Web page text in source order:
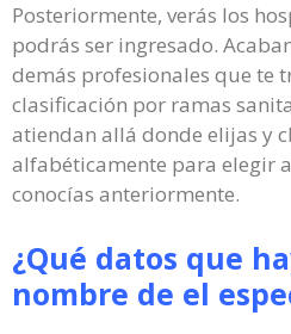
Posteriormente, verás los
podrás ser ingresado.
demás profesionales que te
clasificación por ramas
atiendan allá donde elijas y
alfabéticamente para elegir
conocías anteriormente.
¿Qué datos que
nombre de el